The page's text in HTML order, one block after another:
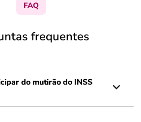
FAQ
frequentes
do mutirão do INSS